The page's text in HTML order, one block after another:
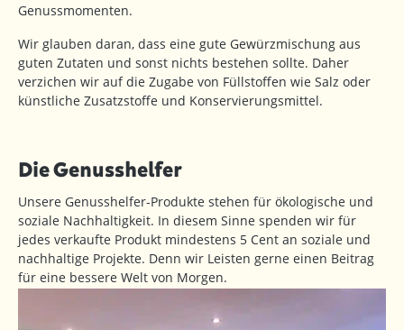
Genussmomenten.
Wir glauben daran, dass eine gute Gewürzmischung aus
guten Zutaten und sonst nichts bestehen sollte. Daher
verzichen wir auf die Zugabe von Füllstoffen wie Salz oder
künstliche Zusatzstoffe und Konservierungsmittel.
Die Genusshelfer
Unsere Genusshelfer-Produkte stehen für ökologische und
soziale Nachhaltigkeit. In diesem Sinne spenden wir für
jedes verkaufte Produkt mindestens 5 Cent an soziale und
nachhaltige Projekte. Denn wir Leisten gerne einen Beitrag
für eine bessere Welt von Morgen.